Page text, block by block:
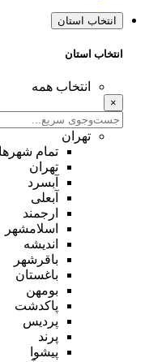
انتخاب استان
انتخاب استان
انتخاب همه
×
تهران
تمام شهر‌ها
تهران
آبسرد
آبعلی
ارجمند
اسلامشهر
اندیشه
باقرشهر
باغستان
بومهن
پاکدشت
پردیس
پرند
پیشوا